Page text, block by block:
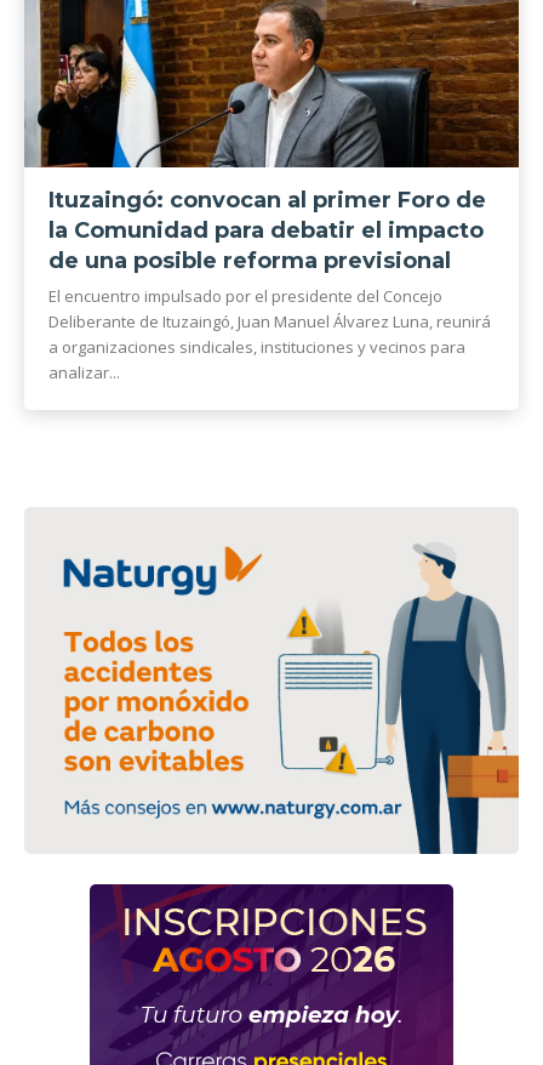
Ituzaingó: convocan al primer Foro de
la Comunidad para debatir el impacto
de una posible reforma previsional
El encuentro impulsado por el presidente del Concejo
Deliberante de Ituzaingó, Juan Manuel Álvarez Luna, reunirá
a organizaciones sindicales, instituciones y vecinos para
analizar...